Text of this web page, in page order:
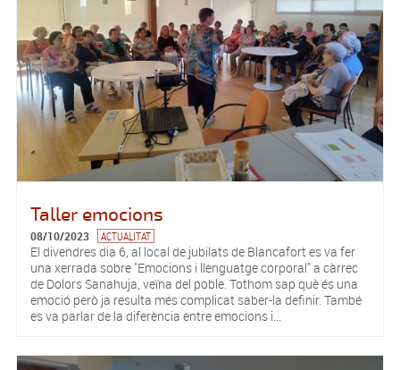
Taller emocions
08/10/2023 ACTUALITAT
El divendres dia 6, al local de jubilats de Blancafort es va fer
una xerrada sobre "Emocions i llenguatge corporal" a càrrec
de Dolors Sanahuja, veïna del poble. Tothom sap què és una
emoció però ja resulta més complicat saber-la definir. També
es va parlar de la diferència entre emocions i...